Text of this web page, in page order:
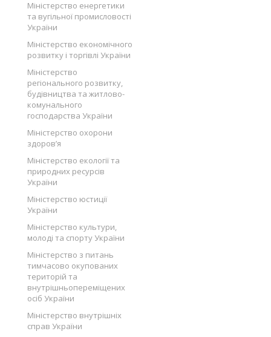
Міністерство енергетики
та вугільної промисловості
України
Міністерство економічного
розвитку і торгівлі України
Міністерство
регіонального розвитку,
будівництва та житлово-
комунального
господарства України
Міністерство охорони
здоров’я
Міністерство екології та
природних ресурсів
України
Міністерство юстиції
України
Міністерство культури,
молоді та спорту України
Міністерство з питань
тимчасово окупованих
територій та
внутрішньопереміщених
осіб України
Міністерство внутрішніх
справ України